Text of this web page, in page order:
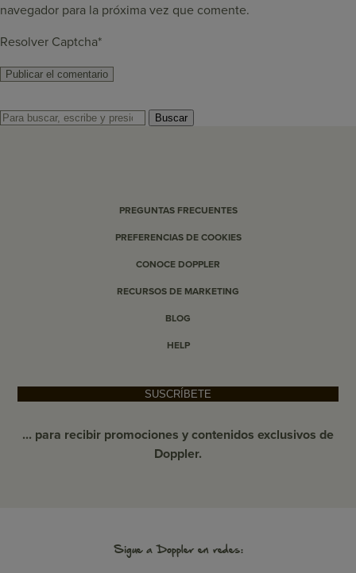
navegador para la próxima vez que comente.
Resolver Captcha*
Buscar
SUSCRÍBETE
... para recibir promociones y contenidos exclusivos de
Doppler.
PREGUNTAS FRECUENTES
PREFERENCIAS DE COOKIES
CONOCE DOPPLER
RECURSOS DE MARKETING
BLOG
HELP
Sigue a Doppler en redes: